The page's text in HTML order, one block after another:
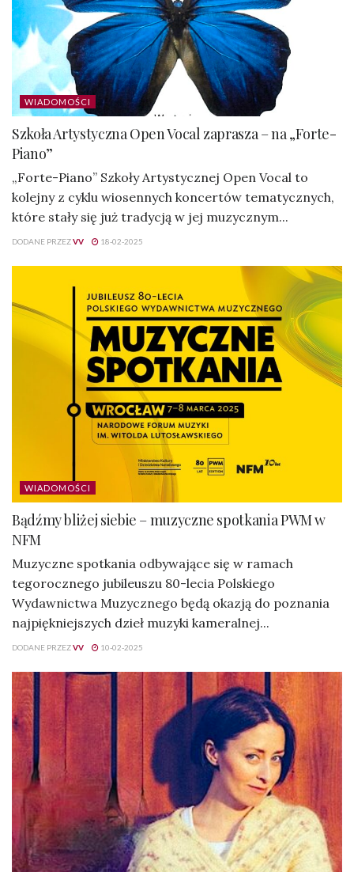
WIADOMOŚCI
Szkoła Artystyczna Open Vocal zaprasza – na „Forte-
Piano”
„Forte-Piano” Szkoły Artystycznej Open Vocal to
kolejny z cyklu wiosennych koncertów tematycznych,
które stały się już tradycją w jej muzycznym...
DODANE PRZEZVV 18-02-2025
WIADOMOŚCI
Bądźmy bliżej siebie – muzyczne spotkania PWM w
NFM
Muzyczne spotkania odbywające się w ramach
tegorocznego jubileuszu 80-lecia Polskiego
Wydawnictwa Muzycznego będą okazją do poznania
najpiękniejszych dzieł muzyki kameralnej...
DODANE PRZEZVV 10-02-2025